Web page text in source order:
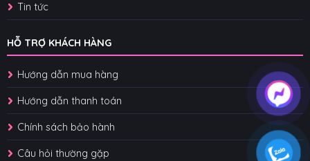
Tin tức
HỖ TRỢ KHÁCH HÀNG
Hướng dẫn mua hàng
Hướng dẫn thanh toán
Chính sách bảo hành
Câu hỏi thường gặp